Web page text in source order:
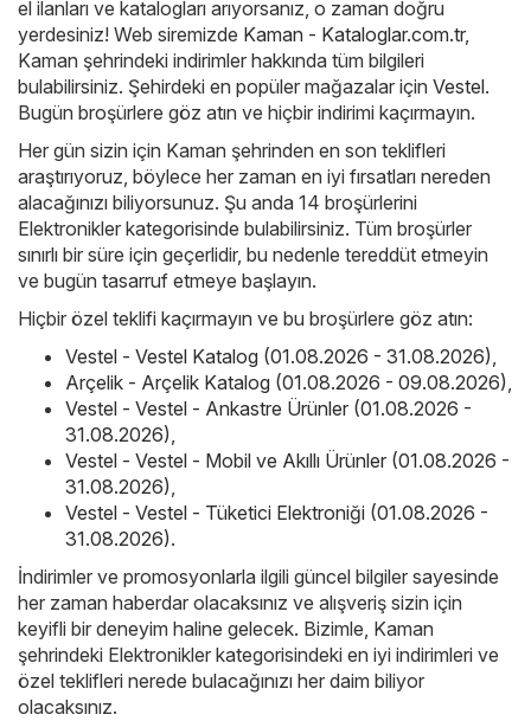
el ilanları ve katalogları arıyorsanız, o zaman doğru
yerdesiniz! Web siremizde Kaman - Kataloglar.com.tr,
Kaman şehrindeki indirimler hakkında tüm bilgileri
bulabilirsiniz. Şehirdeki en popüler mağazalar için Vestel.
Bugün broşürlere göz atın ve hiçbir indirimi kaçırmayın.
Her gün sizin için Kaman şehrinden en son teklifleri
araştırıyoruz, böylece her zaman en iyi fırsatları nereden
alacağınızı biliyorsunuz. Şu anda 14 broşürlerini
Elektronikler kategorisinde bulabilirsiniz. Tüm broşürler
sınırlı bir süre için geçerlidir, bu nedenle tereddüt etmeyin
ve bugün tasarruf etmeye başlayın.
Hiçbir özel teklifi kaçırmayın ve bu broşürlere göz atın:
Vestel - Vestel Katalog (01.08.2026 - 31.08.2026),
Arçelik - Arçelik Katalog (01.08.2026 - 09.08.2026),
Vestel - Vestel - Ankastre Ürünler (01.08.2026 -
31.08.2026),
Vestel - Vestel - Mobil ve Akıllı Ürünler (01.08.2026 -
31.08.2026),
Vestel - Vestel - Tüketici Elektroniği (01.08.2026 -
31.08.2026).
İndirimler ve promosyonlarla ilgili güncel bilgiler sayesinde
her zaman haberdar olacaksınız ve alışveriş sizin için
keyifli bir deneyim haline gelecek. Bizimle, Kaman
şehrindeki Elektronikler kategorisindeki en iyi indirimleri ve
özel teklifleri nerede bulacağınızı her daim biliyor
olacaksınız.